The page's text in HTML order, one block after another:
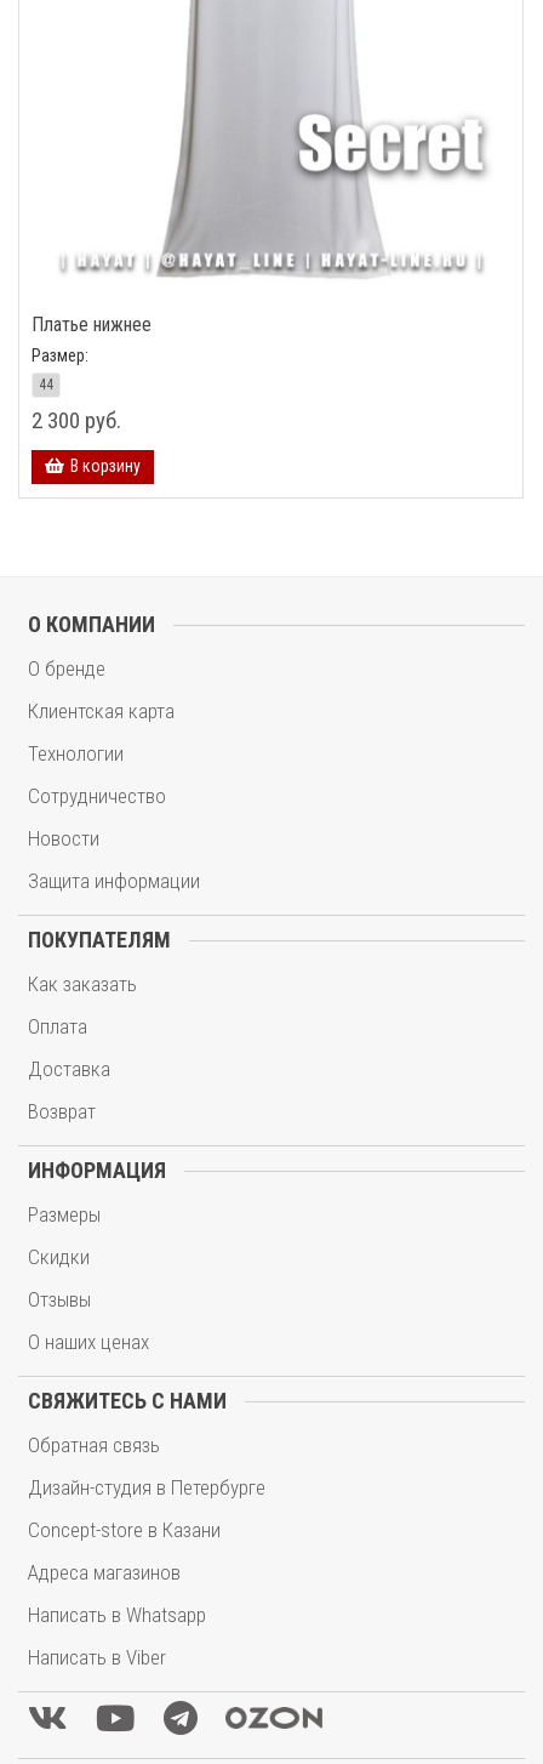
Платье нижнее
Размер:
44
2 300 руб.
В корзину
О КОМПАНИИ
О бренде
Клиентская карта
Технологии
Сотрудничество
Новости
Защита информации
ПОКУПАТЕЛЯМ
Как заказать
Оплата
Доставка
Возврат
ИНФОРМАЦИЯ
Размеры
Скидки
Отзывы
О наших ценах
СВЯЖИТЕСЬ С НАМИ
Обратная связь
Дизайн-студия в Петербурге
Concept-store в Казани
Адреса магазинов
Написать в Whatsapp
Написать в Viber